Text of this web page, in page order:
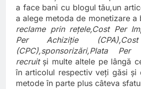
a face bani cu blogul tău,un
a alege metoda de monetizare a
reclame prin reţele,Cost Per
Per Achiziţie
(CPC),sponsorizări,Plata
recruitşi multe altele pe lângă
în articolul respectiv veţi găsi şi
metode în parte plus câteva